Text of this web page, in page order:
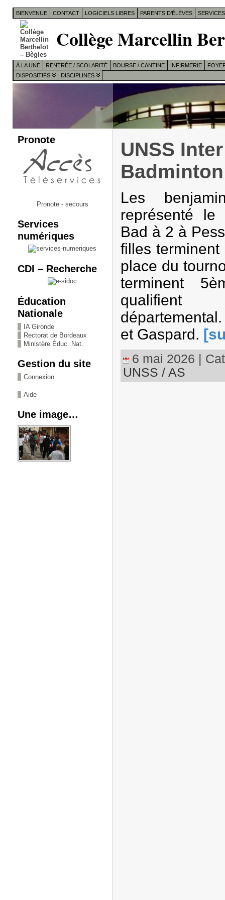
BIENVENUE CONTACT LOGICIELS LIBRES PARENTS D’ÉLÈVES
Collège Marcellin
À LA UNE RENTRÉE / SCOLARITÉ BOURSE / CANTINE INFIRMERIE
DISPOSITIFS
DISCIPLINES
Pronote
Pronote - secours
Services
numériques
CDI – Recherche
Éducation
Nationale
IA Gironde
Rectorat de Bordeaux
Ministère Éduc. Nat.
Gestion du site
Connexion
Aide
Une image…
UNSS
Badminton
Les
représenté le
Bad à 2 à
filles
place du
terminent
qualifient
et Gaspard.
6 mai 2026 |
UNSS / AS